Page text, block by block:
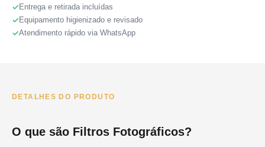
Entrega e retirada incluídas
Equipamento higienizado e revisado
Atendimento rápido via WhatsApp
DETALHES DO PRODUTO
O que são Filtros Fotográficos?